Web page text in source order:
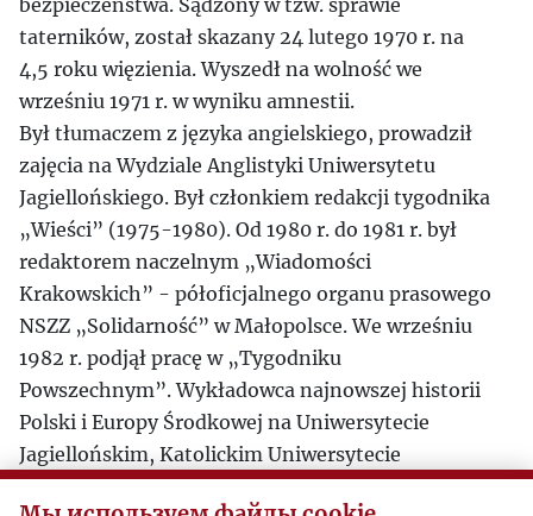
bezpieczeństwa. Sądzony w tzw. sprawie
taterników, został skazany 24 lutego 1970 r. na
4,5 roku więzienia. Wyszedł na wolność we
wrześniu 1971 r. w wyniku amnestii.
Był tłumaczem z języka angielskiego, prowadził
zajęcia na Wydziale Anglistyki Uniwersytetu
Jagiellońskiego. Był członkiem redakcji tygodnika
„Wieści” (1975-1980). Od 1980 r. do 1981 r. był
redaktorem naczelnym „Wiadomości
Krakowskich” - półoficjalnego organu prasowego
NSZZ „Solidarność” w Małopolsce. We wrześniu
1982 r. podjął pracę w „Tygodniku
Powszechnym”. Wykładowca najnowszej historii
Polski i Europy Środkowej na Uniwersytecie
Jagiellońskim, Katolickim Uniwersytecie
Lubelskim oraz na uczelniach zagranicznych. W